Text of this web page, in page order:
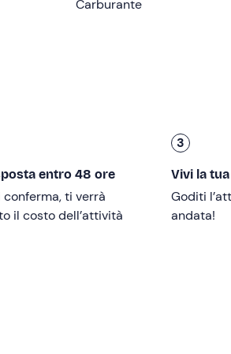
con i punti migliori in cui
ogni comfort per una giornata perfetta:
e un
indimenticabile, oppure esplorare le
le ore 18:00al punto di partenza,
18 anni
Carburante
entro 48 ore
conferma, ti verrà
il costo dell’attività
3
Vivi la
Goditi
andata!